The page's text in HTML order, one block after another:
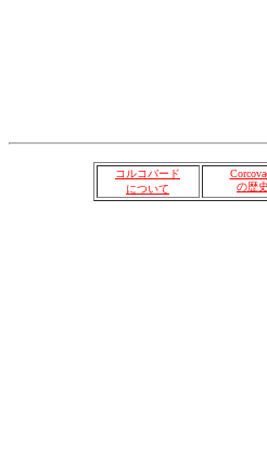
コルコバード
について
の歴史